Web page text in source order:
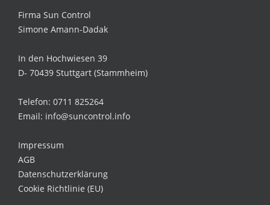
Firma Sun Control
Simone Amann-Dadak
In den Hochwiesen 39
D- 70439 Stuttgart (Stammheim)
Telefon: 0711 825264
Email: info@suncontrol.info
Impressum
AGB
Datenschutzerklärung
Cookie Richtlinie (EU)